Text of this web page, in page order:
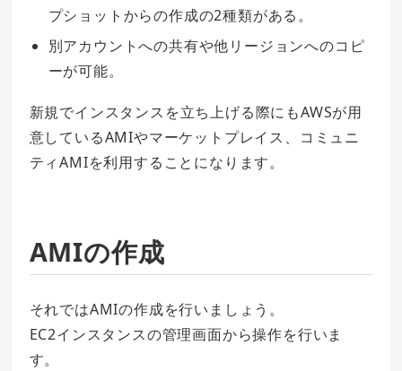
プショットからの作成の2種類がある。
別アカウントへの共有や他リージョンへのコピ
ーが可能。
新規でインスタンスを立ち上げる際にもAWSが用
意しているAMIやマーケットプレイス、コミュニ
ティAMIを利用することになります。
AMIの作成
それではAMIの作成を行いましょう。
EC2インスタンスの管理画面から操作を行いま
す。